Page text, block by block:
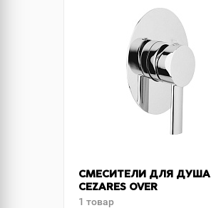
СМЕСИТЕЛИ ДЛЯ ДУША
CEZARES OVER
1 товар